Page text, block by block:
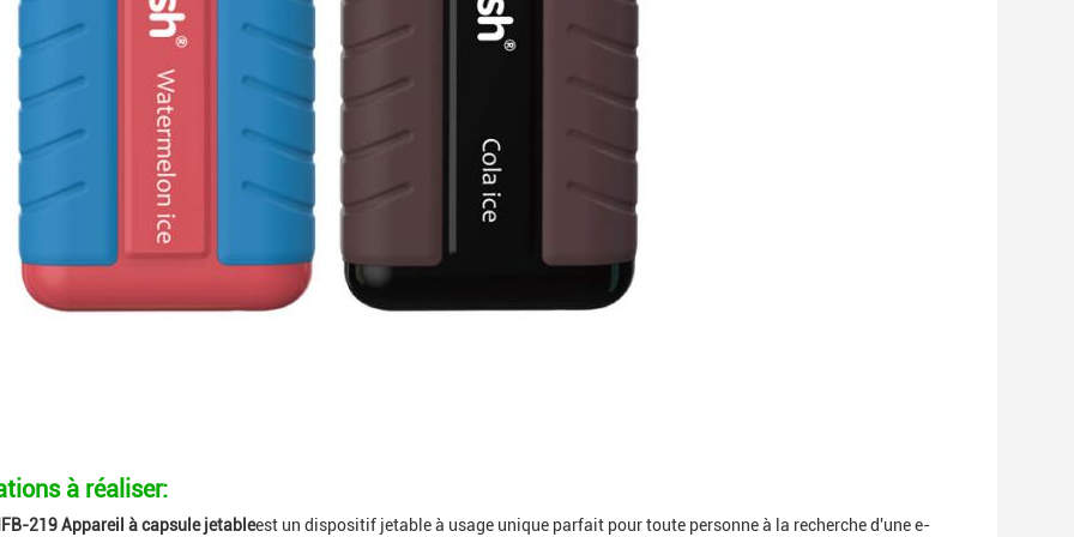
à réaliser:
219 Appareil à capsule jetableest un dispositif jetable à usage unique parfait pour toute personne à la recherche d'une e-